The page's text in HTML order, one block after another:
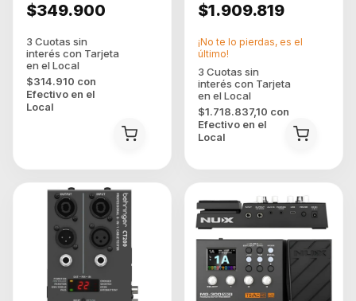
$349.900
$314.910 con
Efectivo en el
Local
$1.909.819
$1.718.837,10 con
Efectivo en el
Local
¡No te lo pierdas, es el
último!